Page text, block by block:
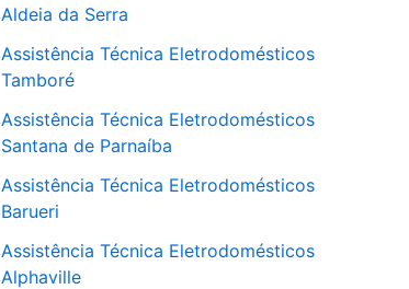
Aldeia da Serra
Assistência Técnica Eletrodomésticos
Tamboré
Assistência Técnica Eletrodomésticos
Santana de Parnaíba
Assistência Técnica Eletrodomésticos
Barueri
Assistência Técnica Eletrodomésticos
Alphaville